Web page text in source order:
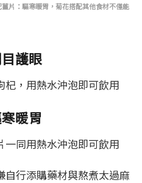
片：驅寒暖胃，菊花搭配其他食材不僅能
護眼
，用熱水沖泡即可飲用
暖胃
同用熱水沖泡即可飲用
行添購藥材與熬煮太過麻